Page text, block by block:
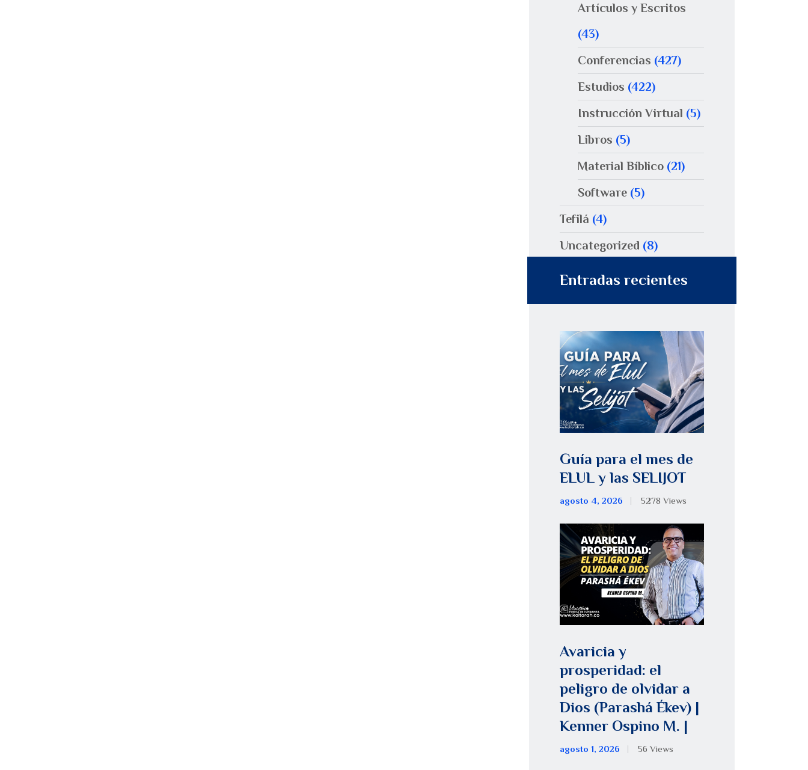
Artículos y Escritos
(43)
Conferencias (427)
Estudios (422)
Instrucción Virtual (5)
Libros (5)
Material Bíblico (21)
Software (5)
Tefilá (4)
Uncategorized (8)
Entradas recientes
Guía para el mes de
ELUL y las SELIJOT
agosto 4, 2026 5278 Views
Avaricia y
prosperidad: el
peligro de olvidar a
Dios (Parashá Ékev) |
Kenner Ospino M. |
agosto 1, 2026 56 Views